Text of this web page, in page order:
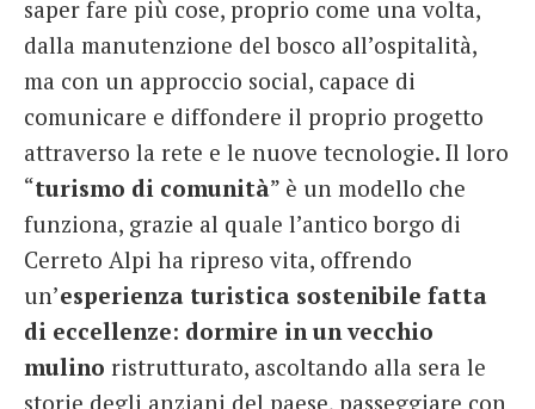
saper fare più cose, proprio come una volta,
dalla manutenzione del bosco all’ospitalità,
ma con un approccio social, capace di
comunicare e diffondere il proprio progetto
attraverso la rete e le nuove tecnologie. Il loro
“turismo di comunità” è un modello che
funziona, grazie al quale l’antico borgo di
Cerreto Alpi ha ripreso vita, offrendo
un’esperienza turistica sostenibile fatta
di eccellenze: dormire in un vecchio
mulino ristrutturato, ascoltando alla sera le
storie degli anziani del paese, passeggiare con